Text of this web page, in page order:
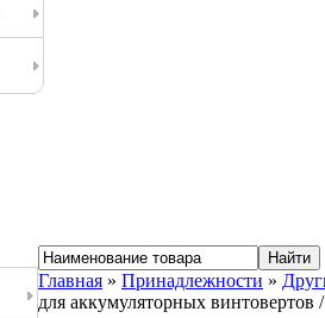
Главная » Принадлежности »
для аккумуляторных